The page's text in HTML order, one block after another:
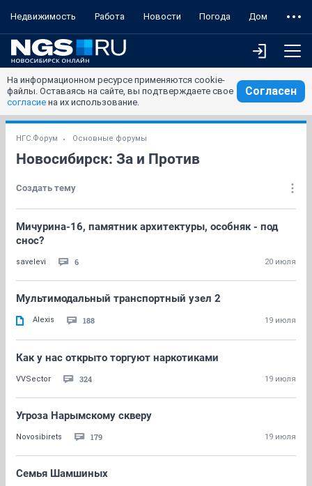
Недвижимость Работа Новости Погода Дом
На информационном ресурсе применяются cookie-
файлы. Оставаясь на сайте, вы подтверждаете свое
согласие на их использование.
Согласен
НГС.Форум Основные форумы
Новосибирск: За и Против
Создать тему
Мичурина-16, памятник архитектуры, особняк - под
снос?
savelevi 6 20 июля
Мультимодальный транспортный узел 2
Alexis 188 19 июля
Как у нас открыто торгуют наркотиками
VVSector 324 19 июля
Угроза Нарымскому скверу
Novosibirets 179 19 июля
Семья Шамшиных